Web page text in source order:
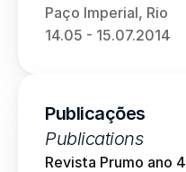
Paço Imperial, Rio
14.05 - 15.07.2014
Publicações
Publications
Revista Prumo ano